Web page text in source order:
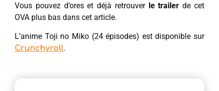
Vous pouvez d’ores et déjà retrouver le trailer de cet
OVA plus bas dans cet article.
L’anime Toji no Miko (24 épisodes) est disponible sur
Crunchyroll.